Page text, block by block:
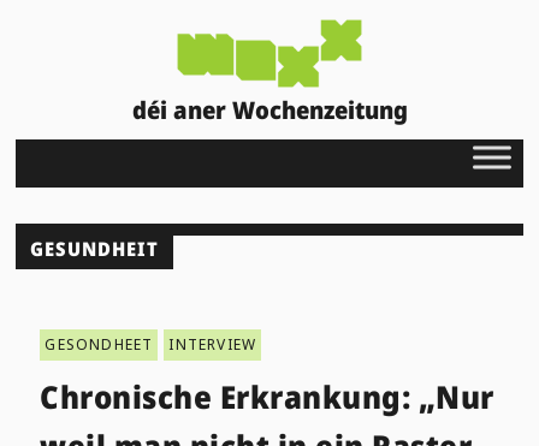
déi aner Wochenzeitung
GESUNDHEIT
GESONDHEET INTERVIEW
Chronische Erkrankung: „Nur